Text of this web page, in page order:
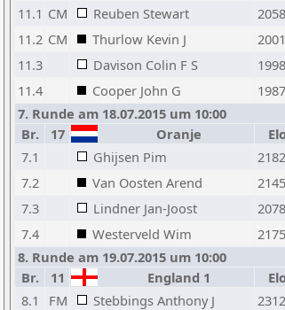
11.1 CM Reuben Stewart 2058
11.2 CM Thurlow Kevin J 2001
11.3
Davison Colin F S 1998
11.4
Cooper John G 1987
7. Runde am 18.07.2015 um 10:00
Br.
17 Oranje
7.1
Ghijsen Pim 2182
7.2
Van Oosten Arend 2145
7.3
Lindner Jan-Joost 2078
7.4
Westerveld Wim 2175
8. Runde am 19.07.2015 um 10:00
Br.
11 England 1
8.1
FM Stebbings Anthony J 2312